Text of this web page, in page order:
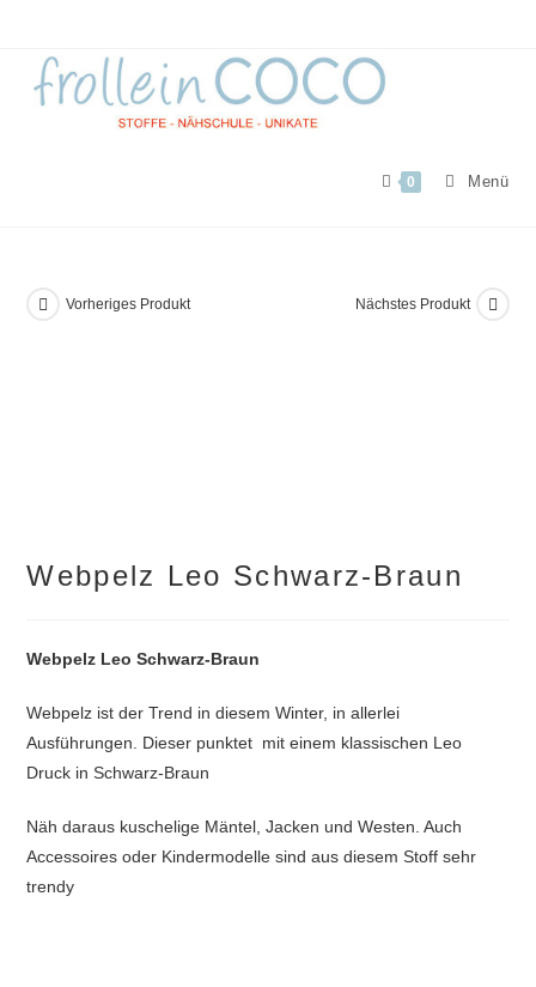
springen
0 Menü
Vorheriges Produkt Nächstes Produkt
Webpelz Leo Schwarz-Braun
Webpelz Leo Schwarz-Braun
Webpelz ist der Trend in diesem Winter, in allerlei
Ausführungen. Dieser punktet mit einem klassischen Leo
Druck in Schwarz-Braun
Näh daraus kuschelige Mäntel, Jacken und Westen. Auch
Accessoires oder Kindermodelle sind aus diesem Stoff sehr
trendy